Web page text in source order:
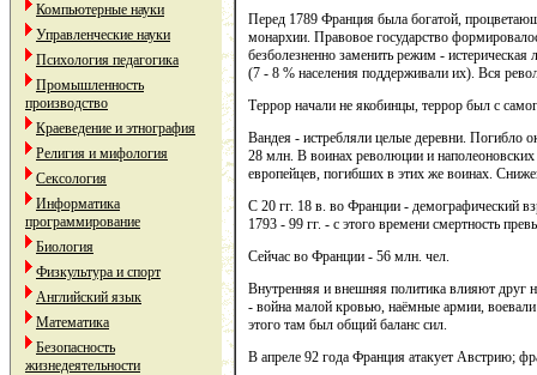
Компьютерные науки
Управленческие науки
Психология педагогика
Промышленность
производство
Краеведение и этнография
Религия и мифология
Сексология
Информатика
программирование
Биология
Физкультура и спорт
Английский язык
Математика
Безопасность
жизнедеятельности
Перед 1789 Франция была богатой,
монархии. Правовое государство
безболезненно заменить режим -
(7 - 8 % населения поддерживали их). Вся
Террор начали не якобинцы, террор был с
Вандея - истребляли целые деревни. Погибло
28 млн. В воинах революции и
европейцев, погибших в этих же воинах.
С 20 гг. 18 в. во Франции - демографический
1793 - 99 гг. - с этого времени смертность
Сейчас во Франции - 56 млн. чел.
Внутренняя и внешняя политика влияют друг
- война малой кровью, наёмные армии,
этого там был общий баланс сил.
В апреле 92 года Франция атакует Австрию;